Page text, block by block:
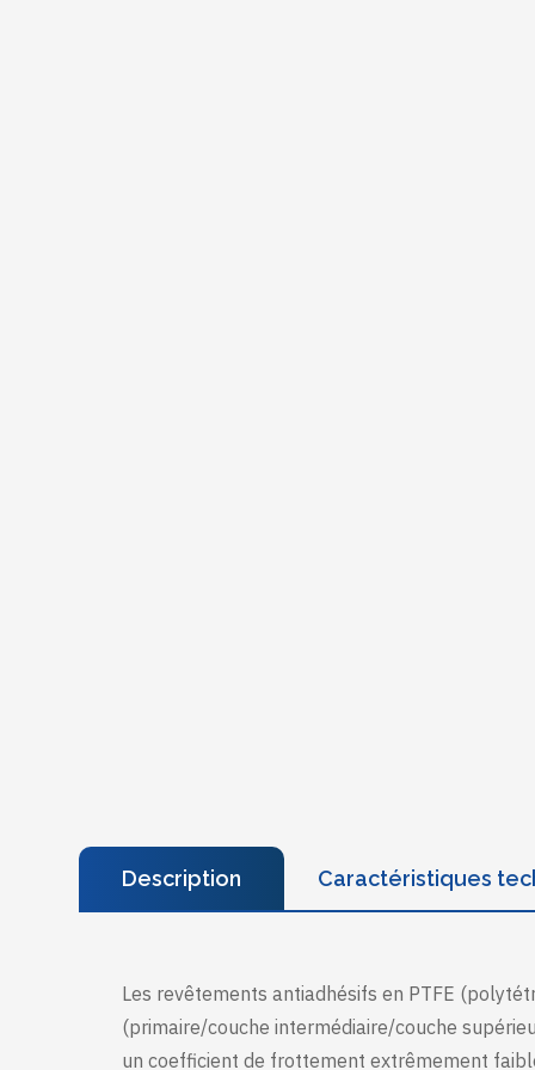
Description Caractéristiques
Les revêtements antiadhésifs en PTFE
(primaire/couche intermédiaire/couche
un coefficient de frottement extrêmement